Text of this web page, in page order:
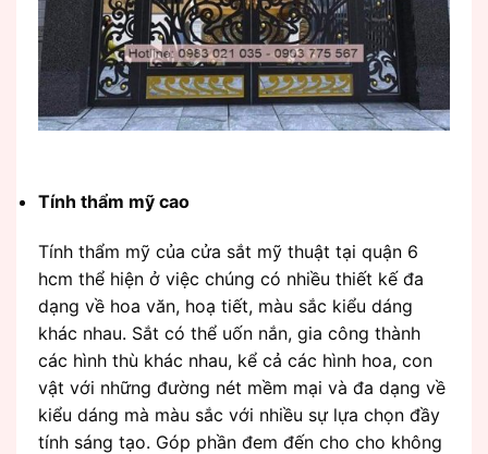
Tính thẩm mỹ cao
Tính thẩm mỹ của cửa sắt mỹ thuật tại quận 6
hcm thể hiện ở việc chúng có nhiều thiết kế đa
dạng về hoa văn, hoạ tiết, màu sắc kiểu dáng
khác nhau. Sắt có thể uốn nắn, gia công thành
các hình thù khác nhau, kể cả các hình hoa, con
vật với những đường nét mềm mại và đa dạng về
kiểu dáng mà màu sắc với nhiều sự lựa chọn đầy
tính sáng tạo. Góp phần đem đến cho cho không